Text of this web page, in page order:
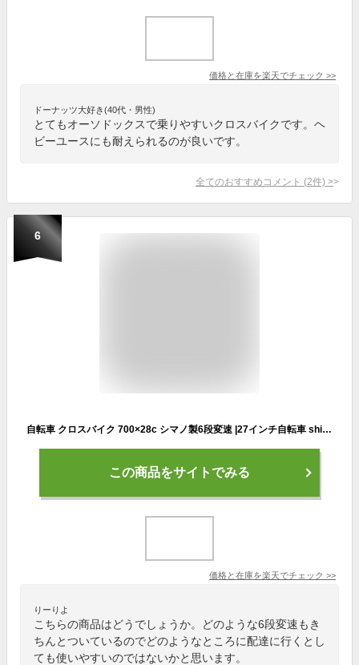
価格と在庫を楽天でチェック >>
ドーナッツ大好き(40代・男性)
とてもオーソドックスで乗りやすいクロスバイクです。ヘ
ビーユースにも耐えられるのが良いです。
全てのおすすめコメント (2件) >
6
自転車 クロスバイク 700×28c シマノ製6段変速 |27インチ自転車 shimano変速機 シティサイクル 自転車本体 じてんしゃ 街乗り スポーツ サイクリング 定番 通勤 通学 入学 ギフト 送料無料 [CL266][本]
この商品をサイトでみる
価格と在庫を楽天でチェック >>
りーりよ
こちらの商品はどうでしょうか。どのような6段変速もき
ちんとついているのでどのようなところに配達に行くとし
ても使いやすいのではないかと思います。